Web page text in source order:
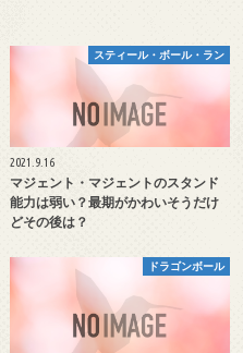
スティール・ボール・ラン
2021.9.16
マジェント・マジェントのスタンド
能力は弱い？最期がかわいそうだけ
どその後は？
ドラゴンボール